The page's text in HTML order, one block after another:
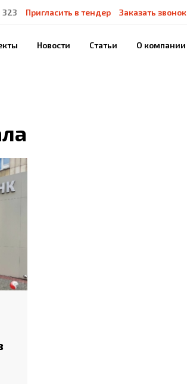
323 Пригласить в тендер Заказать звонок
Новости Статьи О компании